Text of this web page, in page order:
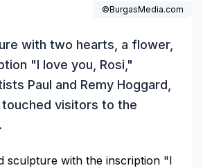
©BurgasMedia.com
with two hearts, a flower,
"I love you, Rosi,"
Paul and Remy Hoggard,
visitors to the
sculpture with the inscription "I